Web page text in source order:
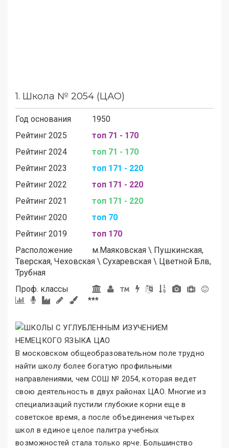
1. Школа № 2054 (ЦАО)
Год основания
1950
Рейтинг 2025
топ 71 - 170
Рейтинг 2024
топ 71 - 170
Рейтинг 2023
топ 171 - 220
Рейтинг 2022
топ 171 - 220
Рейтинг 2021
топ 171 - 220
Рейтинг 2020
топ 70
Рейтинг 2019
топ 170
Расположение
м.Маяковская \ Пушкинская,
Тверская, Чеховская \ Сухаревская \ Цветной Блв,
Трубная
Проф. классы
***
В московском общеобразовательном поле трудно
найти школу более богатую профильными
направлениями, чем СОШ № 2054, которая ведет
свою деятельность в двух районах ЦАО. Многие из
специализаций пустили глубокие корни еще в
советское время, а после объединения четырех
школ в единое целое палитра учебных
возможностей стала только ярче. Большинство